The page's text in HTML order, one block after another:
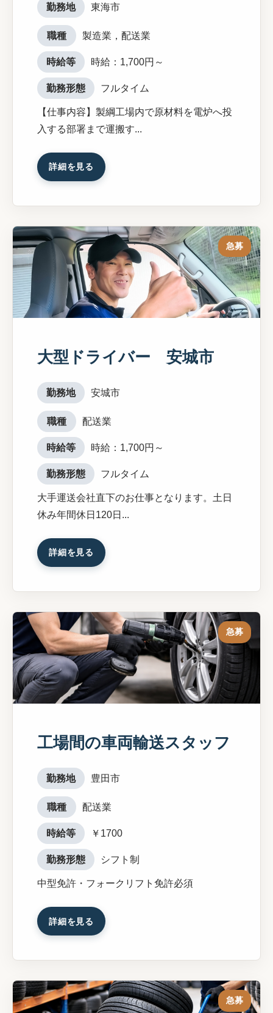
勤務地 東海市
職種 製造業，配送業
時給等 時給：1,700円～
勤務形態 フルタイム
【仕事内容】製綱工場内で原材料を電炉へ投
入する部署まで運搬す...
詳細を見る
急募
大型ドライバー 安城市
勤務地 安城市
職種 配送業
時給等 時給：1,700円～
勤務形態 フルタイム
大手運送会社直下のお仕事となります。土日
休み年間休日120日...
詳細を見る
急募
工場間の車両輸送スタッフ
勤務地 豊田市
職種 配送業
時給等 ￥1700
勤務形態 シフト制
中型免許・フォークリフト免許必須
詳細を見る
急募